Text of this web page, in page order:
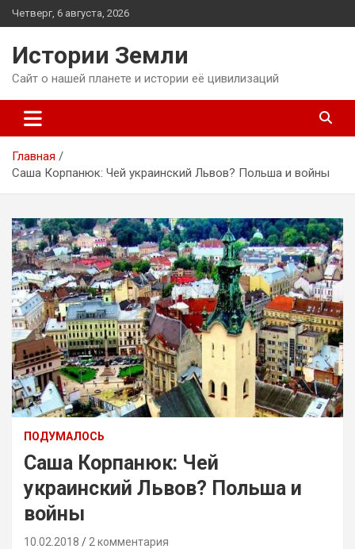
Перейти
к
Четверг, 6 августа, 2026
Истории Земли
Сайт о нашей планете и истории её цивилизаций
Главная
Саша Корпанюк: Чей украинский Львов? Польша и войны
ПОДУМАЛОСЬ
Саша Корпанюк: Чей
украинский Львов? Польша и
войны
10.02.2018 2 комментария